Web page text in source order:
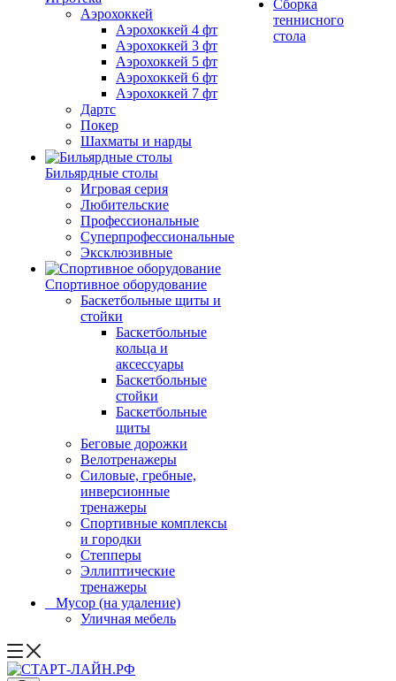
Аэрохоккей
Аэрохоккей 4 фт
Аэрохоккей 3 фт
Аэрохоккей 5 фт
Аэрохоккей 6 фт
Аэрохоккей 7 фт
Дартс
Покер
Шахматы и нарды
Бильярдные столы
Игровая серия
Любительские
Профессиональные
Суперпрофессиональные
Эксклюзивные
Спортивное оборудование
Баскетбольные щиты и
стойки
Баскетбольные
кольца и
аксессуары
Баскетбольные
стойки
Баскетбольные
щиты
Беговые дорожки
Велотренажеры
Силовые, гребные,
инверсионные
тренажеры
Спортивные комплексы
и городки
Степперы
Эллиптические
тренажеры
_ Мусор (на удаление)
Уличная мебель
Сборка
теннисного
стола